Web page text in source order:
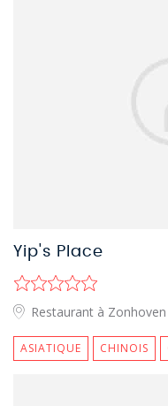
Yip's Place
Restaurant à Zonhoven
ASIATIQUE CHINOIS